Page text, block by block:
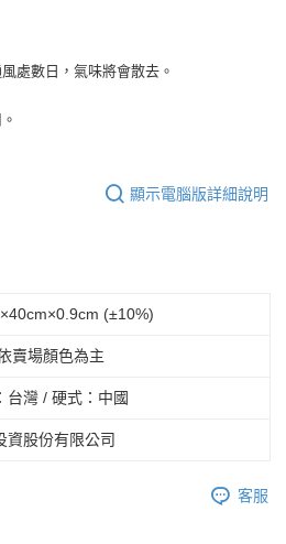
處數日，氣味將會散去。
顯示電腦版詳細說明
(±10%)
賣場顏色為主
台灣 / 硬式：中國
資股份有限公司
客服